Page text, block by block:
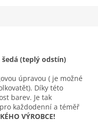
šedá (teplý odstín)
úpravou ( je možné
Díky této
barev. Je tak
každodenní a téměř
VÝROBCE!